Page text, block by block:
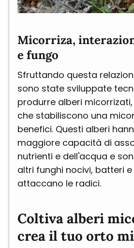
Micorriza,
e fungo
Sfruttando questa
sono state sviluppate
produrre alberi
che stabiliscono una
benefici. Questi alberi
maggiore capacità di
nutrienti e dell'acqua e
altri funghi nocivi, batteri
attaccano le radici.
Coltiva alberi
crea il tuo orto